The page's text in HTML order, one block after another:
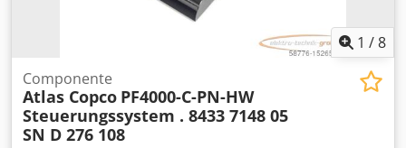
1 /8
Componente
Atlas Copco PF4000-C-PN-HW
Steuerungssystem . 8433 7148 05
SN D 276 108